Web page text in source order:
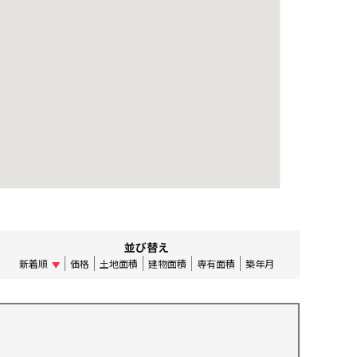
並び替え
新着順 価格 土地面積 建物面積 専有面積 築年月